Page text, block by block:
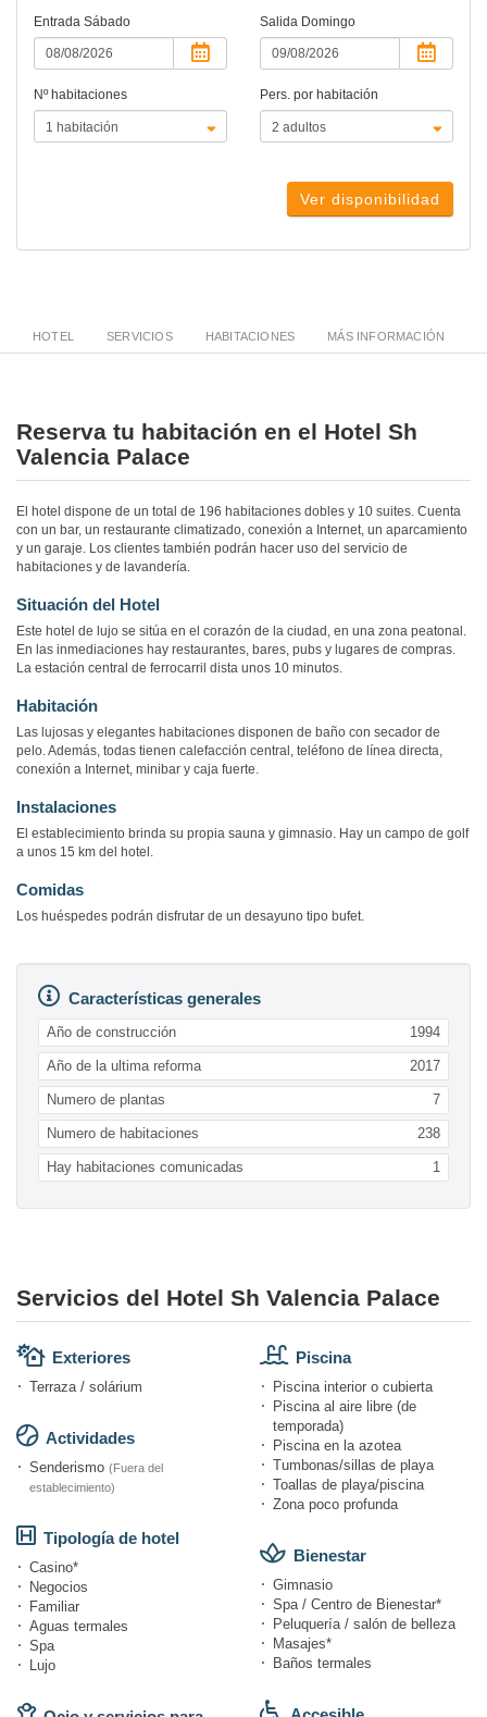
Entrada Sábado Salida Domingo
Nº habitaciones Pers. por habitación
Ver disponibilidad
HOTEL SERVICIOS HABITACIONES MÁS INFORMACIÓN
Reserva tu habitación en el Hotel Sh
Valencia Palace
El hotel dispone de un total de 196 habitaciones dobles y 10 suites. Cuenta
con un bar, un restaurante climatizado, conexión a Internet, un aparcamiento
y un garaje. Los clientes también podrán hacer uso del servicio de
habitaciones y de lavandería.
Situación del Hotel
Este hotel de lujo se sitúa en el corazón de la ciudad, en una zona peatonal.
En las inmediaciones hay restaurantes, bares, pubs y lugares de compras.
La estación central de ferrocarril dista unos 10 minutos.
Habitación
Las lujosas y elegantes habitaciones disponen de baño con secador de
pelo. Además, todas tienen calefacción central, teléfono de línea directa,
conexión a Internet, minibar y caja fuerte.
Instalaciones
El establecimiento brinda su propia sauna y gimnasio. Hay un campo de golf
a unos 15 km del hotel.
Comidas
Los huéspedes podrán disfrutar de un desayuno tipo bufet.
Características generales
Año de construcción 1994
Año de la ultima reforma 2017
Numero de plantas 7
Numero de habitaciones 238
Hay habitaciones comunicadas 1
Servicios del Hotel Sh Valencia Palace
Exteriores
Terraza / solárium
Actividades
Senderismo (Fuera del
establecimiento)
Tipología de hotel
Casino*
Negocios
Familiar
Aguas termales
Spa
Lujo
Piscina
Piscina interior o cubierta
Piscina al aire libre (de
temporada)
Piscina en la azotea
Tumbonas/sillas de playa
Toallas de playa/piscina
Zona poco profunda
Bienestar
Gimnasio
Spa / Centro de Bienestar*
Peluquería / salón de belleza
Masajes*
Baños termales